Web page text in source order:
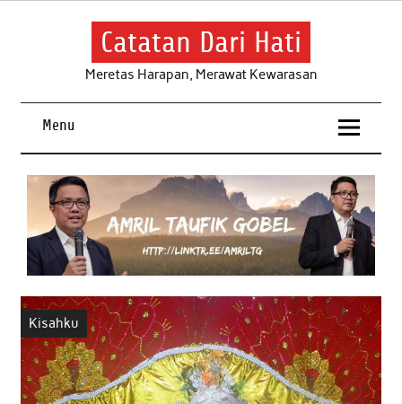
Skip
Catatan Dari Hati
Meretas Harapan, Merawat Kewarasan
Menu
Kisahku